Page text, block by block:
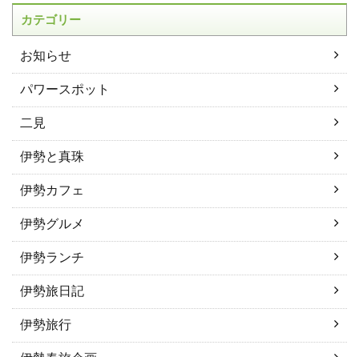
カテゴリー
お知らせ
パワースポット
二見
伊勢と真珠
伊勢カフェ
伊勢グルメ
伊勢ランチ
伊勢旅日記
伊勢旅行